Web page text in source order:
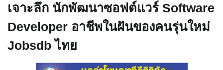
เจาะลึก นักพัฒนาซอฟต์แวร์ Software
Developer อาชีพในฝันของคนรุ่นใหม่
Jobsdb ไทย